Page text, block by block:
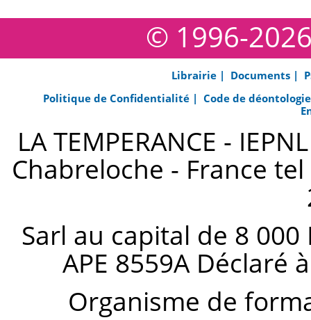
© 1996-2026
Librairie | Documents |
Politique de Confidentialité | Code de
LA TEMPERANCE -
Chabreloche - France
Sarl au capital de 8 000
APE 8559A Déclaré
Organisme de